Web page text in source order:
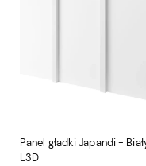
Panel gładki Japandi -
L3D